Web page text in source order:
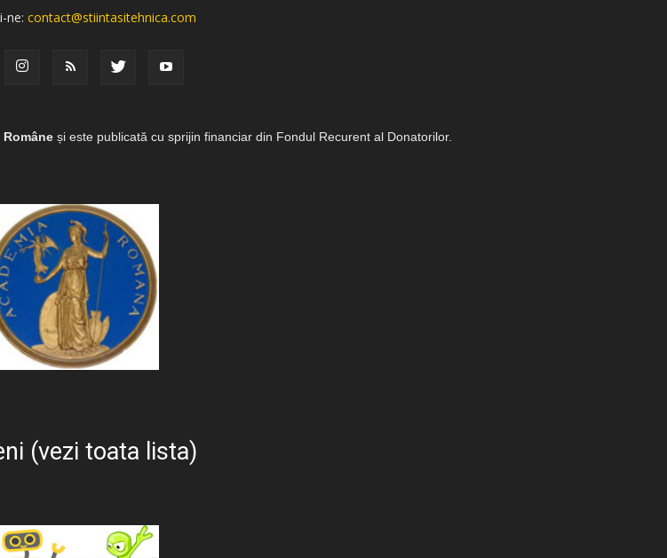
ne:contact@stiintasitehnica.com
și este publicată cu sprijin financiar din Fondul Recurent al Donatorilor.
(vezi toata lista)